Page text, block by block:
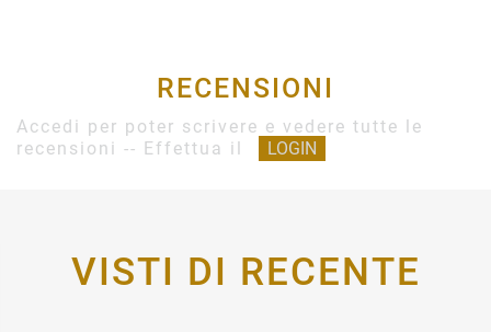
RECENSIONI
Accedi per poter scrivere e vedere tutte le
recensioni -- Effettua il
LOGIN
VISTI DI RECENTE